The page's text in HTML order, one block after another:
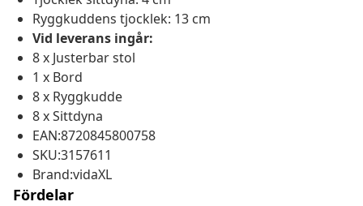
Ryggkuddens tjocklek: 13 cm
Vid leverans ingår:
8 x Justerbar stol
1 x Bord
8 x Ryggkudde
8 x Sittdyna
EAN:8720845800758
SKU:3157611
Brand:vidaXL
Fördelar